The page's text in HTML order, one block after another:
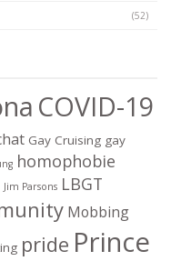
(52)
COVID-19
Gay Cruising gay
homophobie
Jim Parsons LBGT
Mobbing
pride Prince